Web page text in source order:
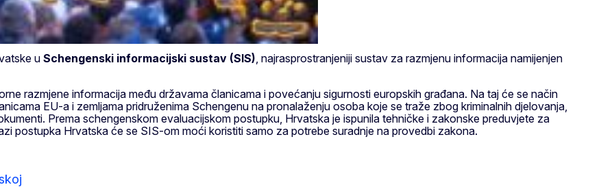
u Schengenski informacijski sustav (SIS) , najrasprostranjeniji sustav za razmjenu informacija namijenjen
razmjene informacija među državama članicama i povećanju sigurnosti europskih građana. Na taj će se način
EU-a i zemljama pridruženima Schengenu na pronalaženju osoba koje se traže zbog kriminalnih djelovanja,
Prema schengenskom evaluacijskom postupku, Hrvatska je ispunila tehničke i zakonske preduvjete za
postupka Hrvatska će se SIS-om moći koristiti samo za potrebe suradnje na provedbi zakona.